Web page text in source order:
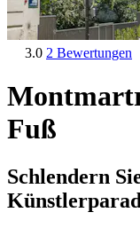
3.0 2 Bewertungen
Fuß
Schlendern